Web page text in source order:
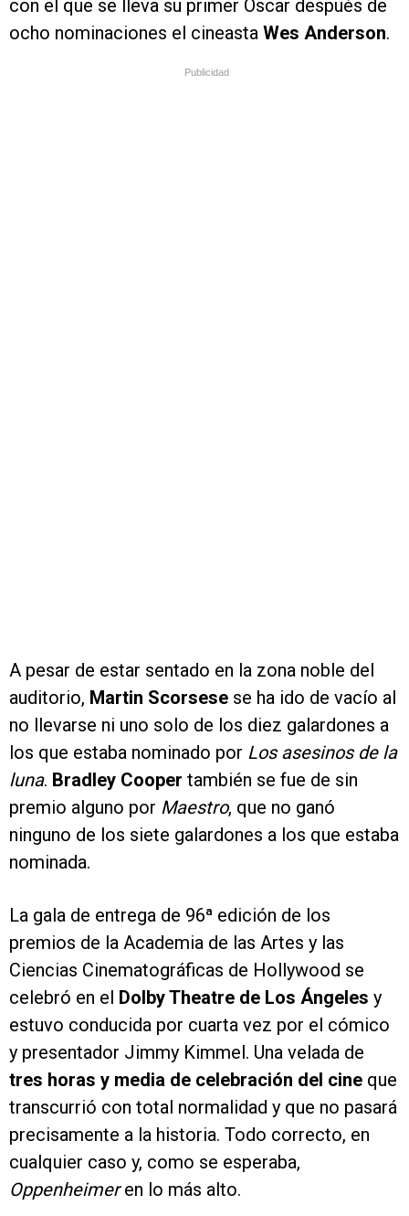
con el que se lleva su primer Oscar después de
ocho nominaciones el cineasta Wes Anderson.
Publicidad
A pesar de estar sentado en la zona noble del
auditorio, Martin Scorsese se ha ido de vacío al
no llevarse ni uno solo de los diez galardones a
los que estaba nominado por Los asesinos de la
luna. Bradley Cooper también se fue de sin
premio alguno por Maestro, que no ganó
ninguno de los siete galardones a los que estaba
nominada.
La gala de entrega de 96ª edición de los
premios de la Academia de las Artes y las
Ciencias Cinematográficas de Hollywood se
celebró en el Dolby Theatre de Los Ángeles y
estuvo conducida por cuarta vez por el cómico
y presentador Jimmy Kimmel. Una velada de
tres horas y media de celebración del cine que
transcurrió con total normalidad y que no pasará
precisamente a la historia. Todo correcto, en
cualquier caso y, como se esperaba,
Oppenheimeren lo más alto.